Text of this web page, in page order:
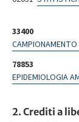
33400
CAMPIONAMENTO
78853
EPIDEMIOLOGIA
2. Crediti a